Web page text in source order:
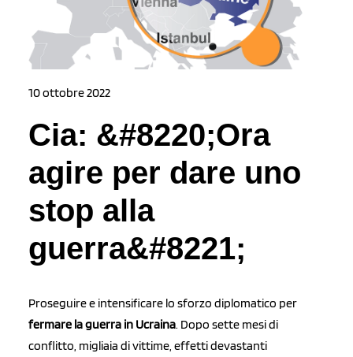
10 ottobre 2022
Cia: &#8220;Ora
agire per dare uno
stop alla
guerra&#8221;
Proseguire e intensificare lo sforzo diplomatico per
fermare la guerra in Ucraina. Dopo sette mesi di
conflitto, migliaia di vittime, effetti devastanti